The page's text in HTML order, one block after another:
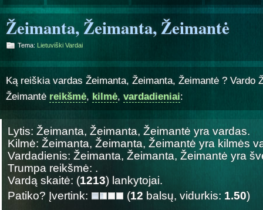
Žeimanta, Žeimanta, Žeimantė
Tema: Lietuviški Vardai
Ką reiškia vardas Žeimanta, Žeimanta, Žeimantė ? Vardo
Žeimantė reikšmė, kilmė, vardadieniai:
Lytis: Žeimanta, Žeimanta, Žeimantė yra vardas.
Kilmė: Žeimanta, Žeimanta, Žeimantė yra kilmės
Vardadienis: Žeimanta, Žeimanta, Žeimantė yra
Trumpa reikšmė: .
Vardą skaitė: (1213) lankytojai.
Patiko? Įvertink:
(12 balsų, vidurkis: 1.50)